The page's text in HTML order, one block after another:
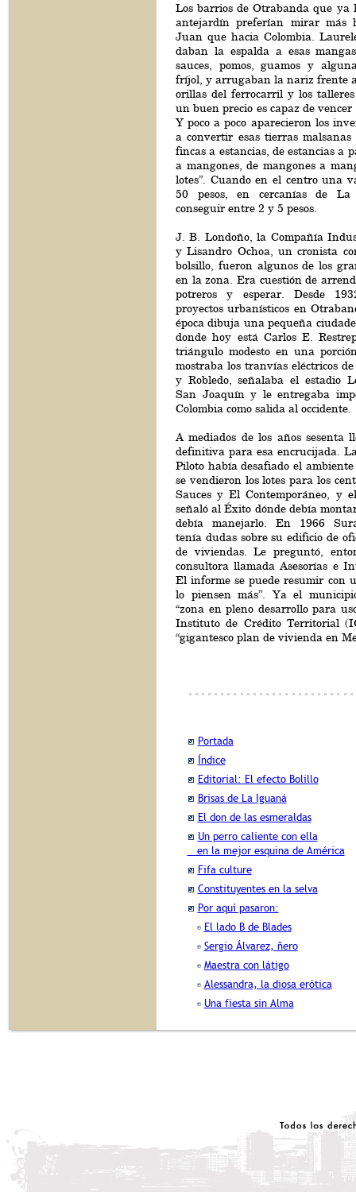
Los barrios de Otrabanda que ya
antejardín preferían mirar más
Juan que hacia Colombia.
daban la espalda a esas
sauces, pomos, guamos y
fríjol, y arrugaban la nariz frente
orillas del ferrocarril y los
un buen precio es capaz de
Y poco a poco aparecieron los
a convertir esas tierras malsanas
fincas a estancias, de estancias a
a mangones, de mangones a
lotes”. Cuando en el centro una
50 pesos, en cercanías de
conseguir entre 2 y 5 pesos.
J. B. Londoño, la Compañía
y Lisandro Ochoa, un cronista
bolsillo, fueron algunos de los
en la zona. Era cuestión de
potreros y esperar. Desde
proyectos urbanísticos en
época dibuja una pequeña
donde hoy está Carlos E.
triángulo modesto en una
mostraba los tranvías eléctricos
y Robledo, señalaba el estadio
San Joaquín y le entregaba
Colombia como salida al occidente.
A mediados de los años sesenta
definitiva para esa encrucijada.
Piloto había desafiado el
se vendieron los lotes para los
Sauces y El Contemporáneo, y
señaló al Éxito dónde debía
debía manejarlo. En 1966
tenía dudas sobre su edificio de
de viviendas. Le preguntó,
consultora llamada Asesorías e
El informe se puede resumir con
lo piensen más”. Ya el
“zona en pleno desarrollo para
Instituto de Crédito Territorial
“gigantesco plan de vivienda en
Portada
Índice
Editorial: El efecto Bolillo
Brisas de La Iguaná
El don de las esmeraldas
Un perro caliente con ella
en la mejor esquina de América
Fifa culture
Constituyentes en la selva
Por aquí pasaron:
El lado B de Blades
Sergio Álvarez, ñero
Maestra con látigo
Alessandra, la diosa erótica
Una fiesta sin Alma